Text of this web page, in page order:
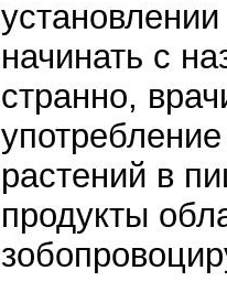
начинать с
странно,
растений в
продукты